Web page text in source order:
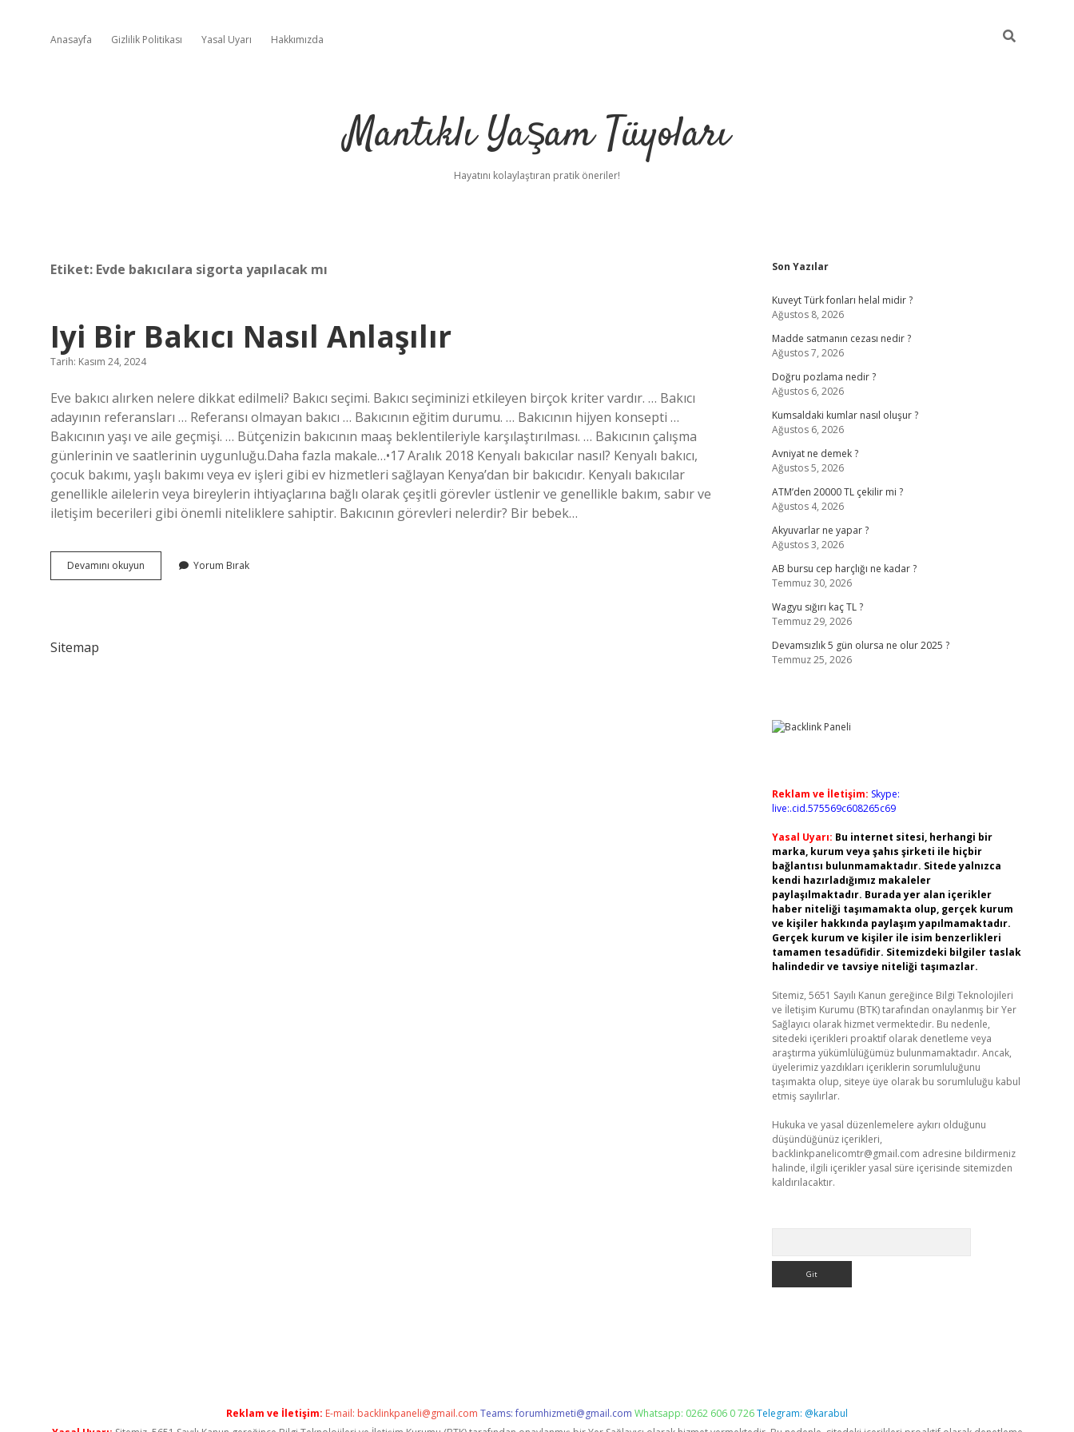
Anasayfa Gizlilik Politikası Yasal Uyarı Hakkımızda
Mantıklı Yaşam Tüyoları
Hayatını kolaylaştıran pratik öneriler!
Etiket: Evde bakıcılara sigorta yapılacak mı
Iyi Bir Bakıcı Nasıl Anlaşılır
Tarih: Kasım 24, 2024
Eve bakıcı alırken nelere dikkat edilmeli? Bakıcı seçimi. Bakıcı seçiminizi etkileyen birçok kriter vardır. … Bakıcı
adayının referansları … Referansı olmayan bakıcı … Bakıcının eğitim durumu. … Bakıcının hijyen konsepti …
Bakıcının yaşı ve aile geçmişi. … Bütçenizin bakıcının maaş beklentileriyle karşılaştırılması. … Bakıcının çalışma
günlerinin ve saatlerinin uygunluğu.Daha fazla makale…•17 Aralık 2018 Kenyalı bakıcılar nasıl? Kenyalı bakıcı,
çocuk bakımı, yaşlı bakımı veya ev işleri gibi ev hizmetleri sağlayan Kenya’dan bir bakıcıdır. Kenyalı bakıcılar
genellikle ailelerin veya bireylerin ihtiyaçlarına bağlı olarak çeşitli görevler üstlenir ve genellikle bakım, sabır ve
iletişim becerileri gibi önemli niteliklere sahiptir. Bakıcının görevleri nelerdir? Bir bebek…
Devamını okuyun
Bir
Yorum Bırak
Sitemap
Sidebar
Son Yazılar
Kuveyt Türk fonları helal midir ?
Ağustos 8, 2026
Madde satmanın cezası nedir ?
Ağustos 7, 2026
Doğru pozlama nedir ?
Ağustos 6, 2026
Kumsaldaki kumlar nasıl oluşur ?
Ağustos 6, 2026
Avniyat ne demek ?
Ağustos 5, 2026
ATM’den 20000 TL çekilir mi ?
Ağustos 4, 2026
Akyuvarlar ne yapar ?
Ağustos 3, 2026
AB bursu cep harçlığı ne kadar ?
Temmuz 30, 2026
Wagyu sığırı kaç TL ?
Temmuz 29, 2026
Devamsızlık 5 gün olursa ne olur 2025 ?
Temmuz 25, 2026
Reklam ve İletişim: Skype:
live:.cid.575569c608265c69
Yasal Uyarı: Bu internet sitesi, herhangi bir
marka, kurum veya şahıs şirketi ile hiçbir
bağlantısı bulunmamaktadır. Sitede yalnızca
kendi hazırladığımız makaleler
paylaşılmaktadır. Burada yer alan içerikler
haber niteliği taşımamakta olup, gerçek kurum
ve kişiler hakkında paylaşım yapılmamaktadır.
Gerçek kurum ve kişiler ile isim benzerlikleri
tamamen tesadüfidir. Sitemizdeki bilgiler taslak
halindedir ve tavsiye niteliği taşımazlar.
Sitemiz, 5651 Sayılı Kanun gereğince Bilgi Teknolojileri
ve İletişim Kurumu (BTK) tarafından onaylanmış bir Yer
Sağlayıcı olarak hizmet vermektedir. Bu nedenle,
sitedeki içerikleri proaktif olarak denetleme veya
araştırma yükümlülüğümüz bulunmamaktadır. Ancak,
üyelerimiz yazdıkları içeriklerin sorumluluğunu
taşımakta olup, siteye üye olarak bu sorumluluğu kabul
etmiş sayılırlar.
Hukuka ve yasal düzenlemelere aykırı olduğunu
düşündüğünüz içerikleri,
backlinkpanelicomtr@gmail.com adresine bildirmeniz
halinde, ilgili içerikler yasal süre içerisinde sitemizden
kaldırılacaktır.
Reklam ve İletişim: E-mail: backlinkpaneli@gmail.com Teams:forumhizmeti@gmail.com Whatsapp: 0262 606 0 726Telegram: @karabul